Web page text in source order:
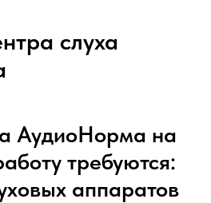
слуха
АудиоНорма на
требуются:
аппаратов